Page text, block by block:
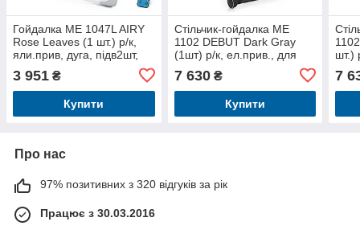
Гойдалка ME 1047L AIRY
Rose Leaves (1 шт.) р/к,
яли.прив, дуга, підв2шт,
2пол.сп., льон р
3 951 ₴
Купити
Стільчик-гойдалка ME
1102 DEBUT Dark Gray
(1шт) р/к, ел.прив., для
муз., темно-сірий
7 630₴
Купити
шт.)
7
Про нас
97% позитивних з 320 відгуків за рік
Працює з 30.03.2016